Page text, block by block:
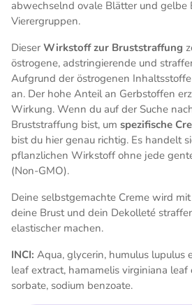
abwechselnd ovale Blätter und gelbe
Vierergruppen.
Dieser Wirkstoff zur Bruststraffung
östrogene, adstringierende und
Aufgrund der östrogenen
an. Der hohe Anteil an Gerbstoffen
Wirkung. Wenn du auf der Suche
Bruststraffung bist, um spezifische
bist du hier genau richtig. Es handelt
pflanzlichen Wirkstoff ohne jede
(Non-GMO).
Deine selbstgemachte Creme wird
deine Brust und dein Dekolleté
elastischer machen.
INCI: Aqua, glycerin, humulus lupulus
leaf extract, hamamelis virginiana leaf
sorbate, sodium benzoate.